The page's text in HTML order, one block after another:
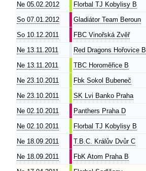
Ne 05.02.2012
Florbal TJ Kobylisy B
So 07.01.2012
Gladiátor Team Beroun
So 10.12.2011
FBC Vinořská Zvěř
Ne 13.11.2011
Red Dragons Hořovice B
Ne 13.11.2011
TBC Horoměřice B
Ne 23.10.2011
Fbk Sokol Bubeneč
Ne 23.10.2011
SK Lvi Banko Praha
Ne 02.10.2011
Panthers Praha D
Ne 02.10.2011
Florbal TJ Kobylisy B
Ne 18.09.2011
T.B.C. Králův Dvůr C
Ne 18.09.2011
FbK Atom Praha B